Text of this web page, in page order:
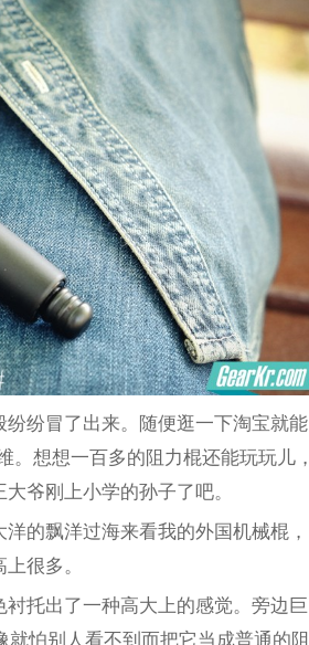
纷冒了出来。随便逛一下淘宝就能
想想一百多的阻力棍还能玩玩儿，
爷刚上小学的孙子了吧。
的飘洋过海来看我的外国机械棍，
很多。
托出了一种高大上的感觉。旁边巨
怕别人看不到而把它当成普通的阻